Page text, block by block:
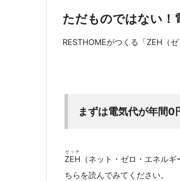
ただものではない！
RESTHOMEがつくる「ZEH（
まずは電気代が年間0
ZEH
ゼッチ
（ネット・ゼロ・エネル
ちらを読んでみてください。